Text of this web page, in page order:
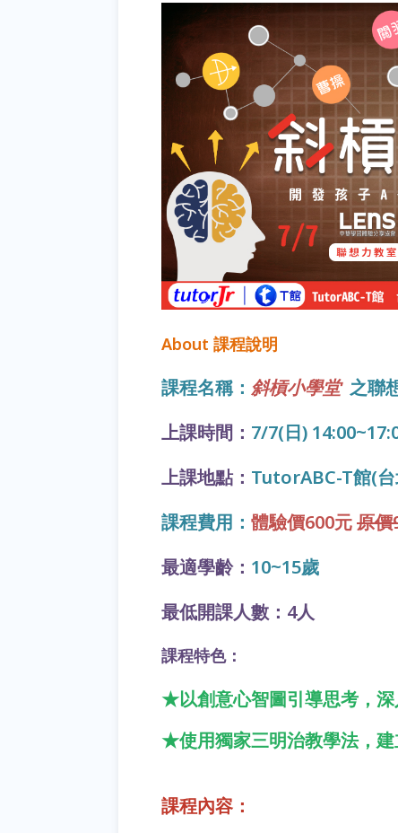
About 課程說明
課程名稱： 斜槓小學堂 之聯
上課時間： 7/7(日)
上課地點： TutorABC-T館(
課程費用： 體驗價600元原
最適學齡： 10~15歲
最低開課人數：4人
課程特色：
★以創意心智圖引導思考，深
★使用獨家三明治教學法，建
課程內容：